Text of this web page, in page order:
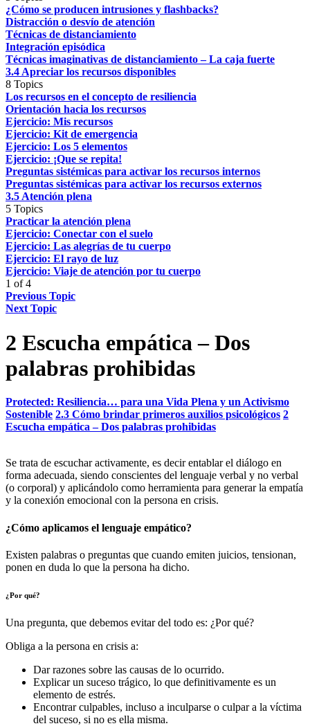
¿Cómo se producen intrusiones y flashbacks?
Distracción o desvío de atención
Técnicas de distanciamiento
Integración episódica
Técnicas imaginativas de distanciamiento – La caja fuerte
3.4 Apreciar los recursos disponibles
8 Topics
Los recursos en el concepto de resiliencia
Orientación hacia los recursos
Ejercicio: Mis recursos
Ejercicio: Kit de emergencia
Ejercicio: Los 5 elementos
Ejercicio: ¡Que se repita!
Preguntas sistémicas para activar los recursos internos
Preguntas sistémicas para activar los recursos externos
3.5 Atención plena
5 Topics
Practicar la atención plena
Ejercicio: Conectar con el suelo
Ejercicio: Las alegrías de tu cuerpo
Ejercicio: El rayo de luz
Ejercicio: Viaje de atención por tu cuerpo
1 of 4
Previous Topic
Next Topic
2 Escucha empática – Dos
palabras prohibidas
Protected: Resiliencia… para una Vida Plena y un Activismo
Sostenible 2.3 Cómo brindar primeros auxilios psicológicos 2
Escucha empática – Dos palabras prohibidas
Se trata de escuchar activamente, es decir entablar el diálogo en
forma adecuada, siendo conscientes del lenguaje verbal y no verbal
(o corporal) y aplicándolo como herramienta para generar la empatía
y la conexión emocional con la persona en crisis.
¿Cómo aplicamos el lenguaje empático?
Existen palabras o preguntas que cuando emiten juicios, tensionan,
ponen en duda lo que la persona ha dicho.
¿Por qué?
Una pregunta, que debemos evitar del todo es: ¿Por qué?
Obliga a la persona en crisis a:
Dar razones sobre las causas de lo ocurrido.
Explicar un suceso trágico, lo que definitivamente es un
elemento de estrés.
Encontrar culpables, incluso a inculparse o culpar a la víctima
del suceso, si no es ella misma.